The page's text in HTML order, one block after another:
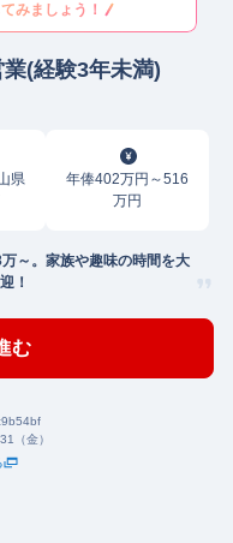
みましょう！
(経験3年未満)
県
年俸402万円～516
万円
～。家族や趣味の時間を大
！
む
（金）